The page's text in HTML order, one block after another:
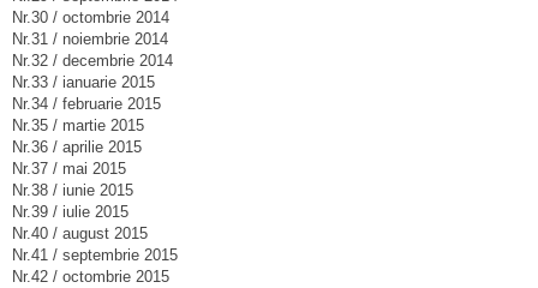
Nr.30 / octombrie 2014
Nr.31 / noiembrie 2014
Nr.32 / decembrie 2014
Nr.33 / ianuarie 2015
Nr.34 / februarie 2015
Nr.35 / martie 2015
Nr.36 / aprilie 2015
Nr.37 / mai 2015
Nr.38 / iunie 2015
Nr.39 / iulie 2015
Nr.40 / august 2015
Nr.41 / septembrie 2015
Nr.42 / octombrie 2015